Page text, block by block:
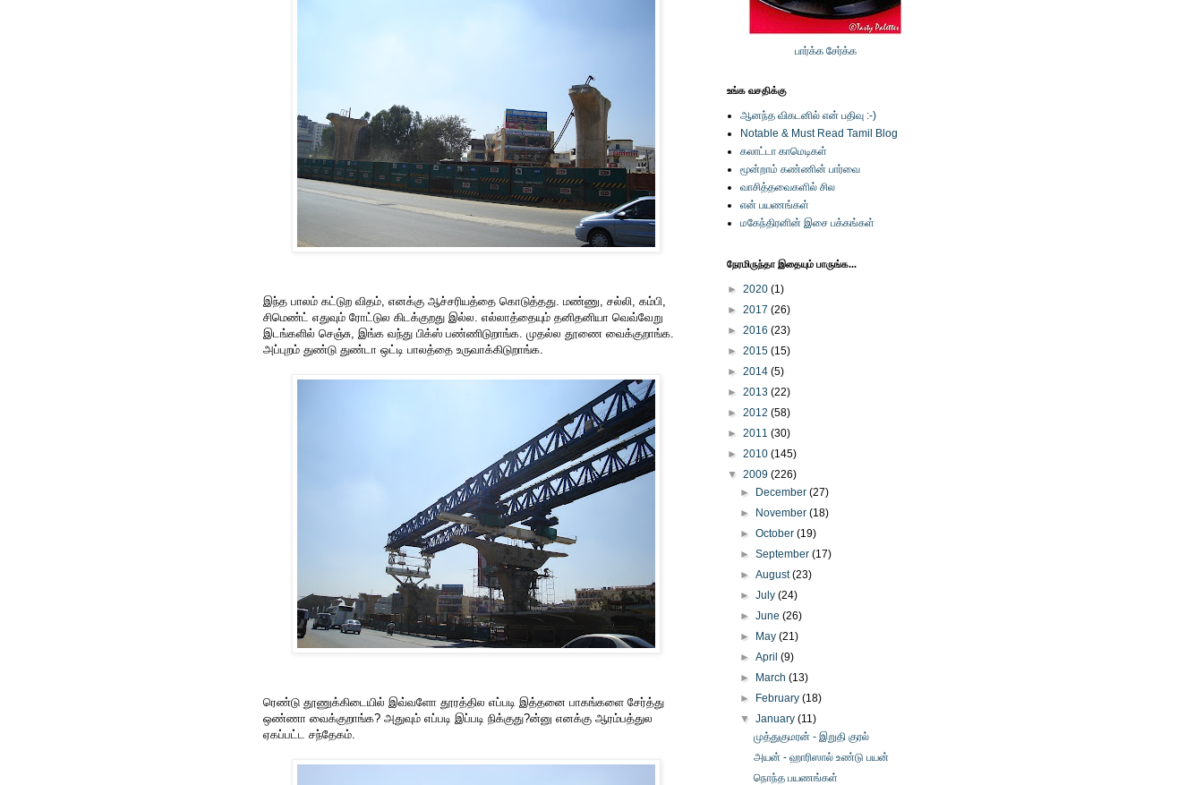
இந்த பாலம் கட்டுற விதம், எனக்கு ஆச்சரியத்தை கொடுத்தது. மண்ணு, சல்லி, கம்பி,
சிமெண்ட் எதுவும் ரோட்டுல கிடக்குறது இல்ல. எல்லாத்தையும் தனிதனியா வெவ்வேறு
இடங்களில் செஞ்சு, இங்க வந்து பிக்ஸ் பண்ணிடுறாங்க. முதல்ல தூணை வைக்குறாங்க.
அப்புறம் துண்டு துண்டா ஒட்டி பாலத்தை உருவாக்கிடுறாங்க.
ரெண்டு தூணுக்கிடையில் இவ்வளோ தூரத்தில எப்படி இத்தனை பாகங்களை சேர்த்து
ஒண்ணா வைக்குறாங்க? அதுவும் எப்படி இப்படி நிக்குது?ன்னு எனக்கு ஆரம்பத்துல
ஏகப்பட்ட சந்தேகம்.
பார்க்க சேர்க்க
உங்க வசதிக்கு
ஆனந்த விகடனில் என் பதிவு :-)
Notable & Must Read Tamil Blog
கலாட்டா காமெடிகள்
மூன்றாம் கண்ணின் பார்வை
வாசித்தவைகளில் சில
என் பயணங்கள்
மகேந்திரனின் இசை பக்கங்கள்
நேரமிருந்தா இதையும் பாருங்க...
► 2020 (1)
► 2017 (26)
► 2016 (23)
► 2015 (15)
► 2014 (5)
► 2013 (22)
► 2012 (58)
► 2011 (30)
► 2010 (145)
▼ 2009 (226)
►
December(27)
►
November(18)
►October(19)
►September(17)
►August(23)
►July(24)
►June(26)
►
May(21)
►April(9)
►
March(13)
►
February(18)
▼January(11)
முத்துகுமரன் - இறுதி குரல்
அயன் - ஹாரிஸால் உண்டு பயன்
நொந்த பயணங்கள்